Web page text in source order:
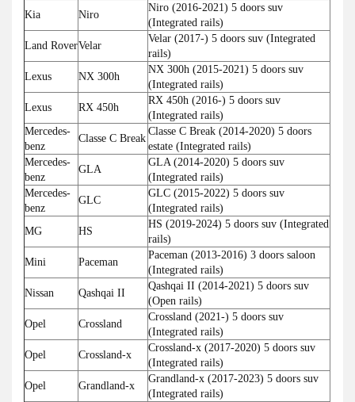
Kia
Niro
Niro (2016-2021) 5 doors suv
(Integrated rails)
Land RoverVelar
Velar (2017-) 5 doors suv (Integrated
rails)
Lexus
NX 300h
NX 300h (2015-2021) 5 doors suv
(Integrated rails)
Lexus
RX 450h
RX 450h (2016-) 5 doors suv
(Integrated rails)
Mercedes-
benz
Classe C Break
Classe C Break (2014-2020) 5 doors
estate (Integrated rails)
Mercedes-
benz
GLA
GLA (2014-2020) 5 doors suv
(Integrated rails)
Mercedes-
benz
GLC
GLC (2015-2022) 5 doors suv
(Integrated rails)
MG
HS
HS (2019-2024) 5 doors suv (Integrated
rails)
Mini
Paceman
Paceman (2013-2016) 3 doors saloon
(Integrated rails)
Nissan
Qashqai II
Qashqai II (2014-2021) 5 doors suv
(Open rails)
Opel
Crossland
Crossland (2021-) 5 doors suv
(Integrated rails)
Opel
Crossland-x
Crossland-x (2017-2020) 5 doors suv
(Integrated rails)
Opel
Grandland-x
Grandland-x (2017-2023) 5 doors suv
(Integrated rails)